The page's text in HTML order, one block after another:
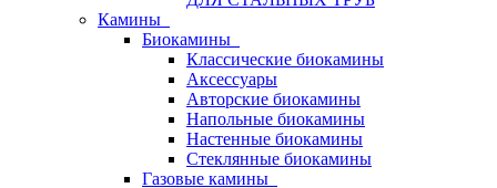
Камины
Биокамины
Классические биокамины
Аксессуары
Авторские биокамины
Напольные биокамины
Настенные биокамины
Стеклянные биокамины
Газовые камины